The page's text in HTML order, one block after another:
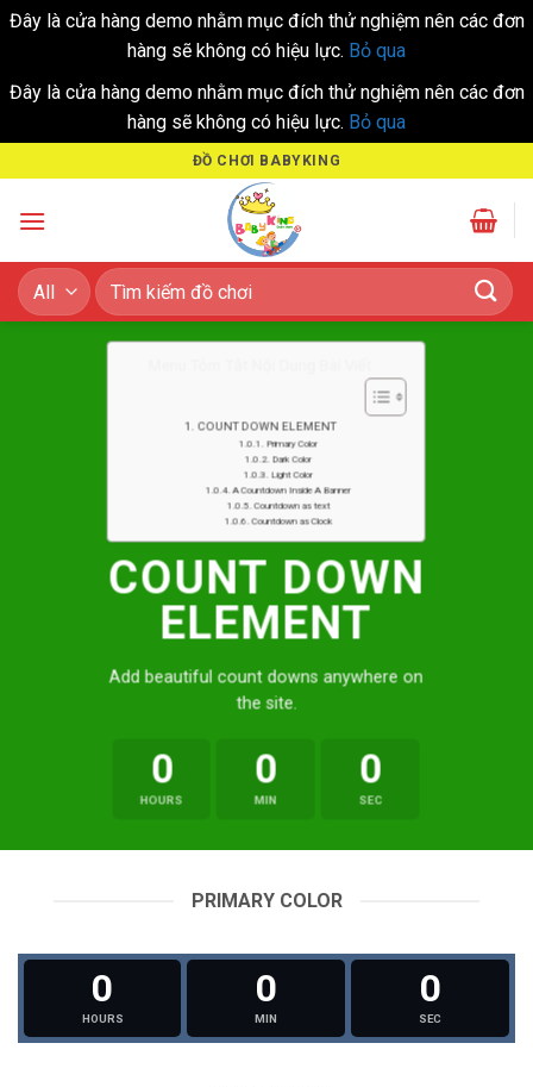
Đây là cửa hàng demo nhằm mục đích thử nghiệm nên các đơn
hàng sẽ không có hiệu lực. Bỏ qua
Đây là cửa hàng demo nhằm mục đích thử nghiệm nên các đơn
hàng sẽ không có hiệu lực. Bỏ qua
to
content
ĐỒ CHƠI BABYKING
Tìm
kiếm:
COUNT DOWN ELEMENT
Primary Color
Dark Color
Light Color
A Countdown Inside A Banner
Countdown as text
Countdown as Clock
COUNT DOWN
ELEMENT
Add beautiful count downs anywhere on
the site.
0
HOURS
0
MIN
0
SEC
PRIMARY COLOR
0
HOURS
0
MIN
0
SEC